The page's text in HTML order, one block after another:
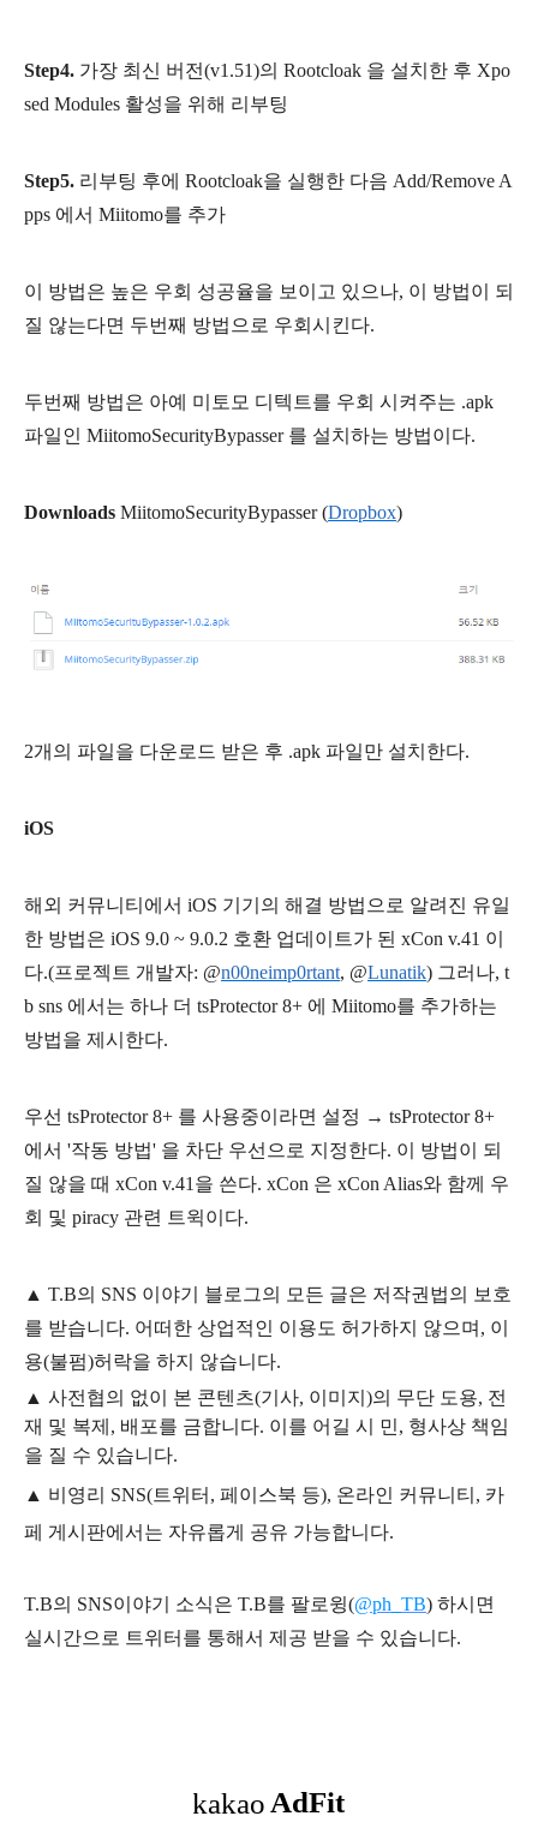
Step4. 가장 최신 버전(v1.51)의 Rootcloak 을 설치한 후 Xpo
sed Modules 활성을 위해 리부팅
Step5. 리부팅 후에 Rootcloak을 실행한 다음 Add/Remove A
pps 에서 Miitomo를 추가
이 방법은 높은 우회 성공율을 보이고 있으나, 이 방법이 되
질 않는다면 두번째 방법으로 우회시킨다.
두번째 방법은 아예 미토모 디텍트를 우회 시켜주는 .apk
파일인 MiitomoSecurityBypasser 를 설치하는 방법이다.
Downloads MiitomoSecurityBypasser (Dropbox)
2개의 파일을 다운로드 받은 후 .apk 파일만 설치한다.
iOS
해외 커뮤니티에서 iOS 기기의 해결 방법으로 알려진 유일
한 방법은 iOS 9.0 ~ 9.0.2 호환 업데이트가 된 xCon v.41 이
다.(프로젝트 개발자: @n00neimp0rtant, @Lunatik) 그러나, t
b sns 에서는 하나 더 tsProtector 8+ 에 Miitomo를 추가하는
방법을 제시한다.
우선 tsProtector 8+ 를 사용중이라면 설정 → tsProtector 8+
에서 '작동 방법' 을 차단 우선으로 지정한다. 이 방법이 되
질 않을 때 xCon v.41을 쓴다. xCon 은 xCon Alias와 함께 우
회 및 piracy 관련 트윅이다.
▲ T.B의 SNS 이야기 블 로그의 모든 글은 저작권법의 보호
를 받습니다. 어떠한 상업적인 이용도 허가하지 않으며, 이
용(불펌)허락을 하지 않습니다.
▲ 사전협의 없이 본 콘텐츠(기사, 이미지)의 무단 도용, 전
재 및 복제, 배포를 금합니다. 이를 어길 시 민, 형사상 책임
을 질 수 있습니다.
▲ 비영리 SNS(트위터, 페이스북 등), 온라인 커뮤니티, 카
페 게시판에서는 자유롭게 공유 가능합니다.
T.B의 SNS이야기 소식은 T.B를 팔로윙(@ph_TB) 하시면
실시간으로 트위터를 통해서 제공 받을 수 있습니다.